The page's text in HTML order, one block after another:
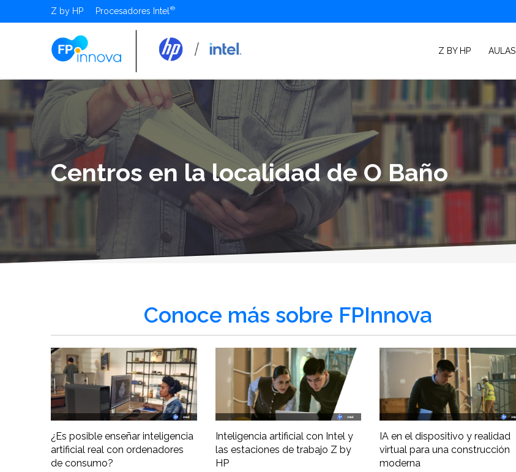
Z by HP Procesadores Intel
Z BY HP AULAS
Centros en la localidad de O Baño
Conoce más sobre FPInnova
¿Es posible enseñar inteligencia
artificial real con ordenadores
de consumo?
Inteligencia artificial con Intel y
las estaciones de trabajo Z by
HP
IA en el dispositivo y realidad
virtual para una construcción
moderna